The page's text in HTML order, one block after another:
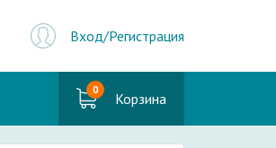
Вход/Регистрация
0 Корзина